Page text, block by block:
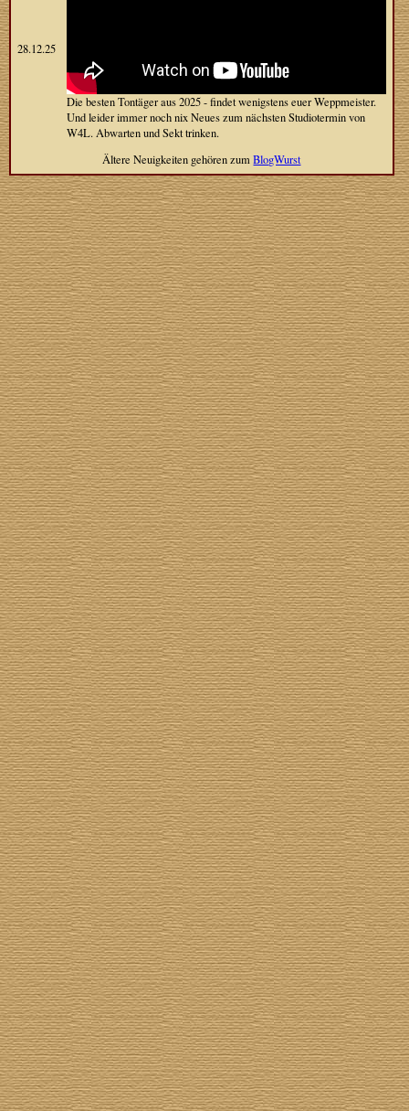
28.12.25
Die besten Tontäger aus 2025 - findet wenigstens euer Weppmeister.
Und leider immer noch nix Neues zum nächsten Studiotermin von
W4L. Abwarten und Sekt trinken.
Ältere Neuigkeiten gehören zumBlogWurst